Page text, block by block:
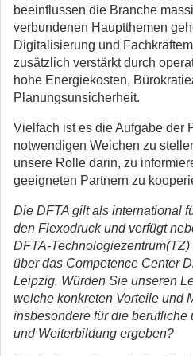
beeinflussen die Branche
verbundenen Hauptthemen
Digitalisierung und
zusätzlich verstärkt durch
hohe Energiekosten,
Planungsunsicherheit.
Vielfach ist es die Aufgabe der
notwendigen Weichen zu
unsere Rolle darin, zu
geeigneten Partnern zu
Die DFTA gilt als international
den Flexodruck und verfügt
DFTA-
über das Competence Center
Leipzig. Würden Sie unseren
welche konkreten Vorteile und
insbesondere für die berufliche
und Weiterbildung ergeben?